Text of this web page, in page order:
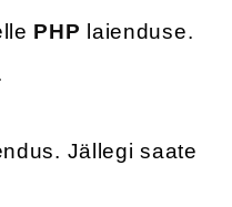
PHP laienduse.
Jällegi saate